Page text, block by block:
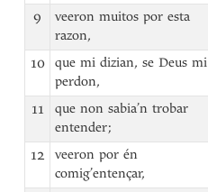
9
veeron muitos por esta
razon,
10
que mi dizian, se Deus mi
perdon,
11
que non sabia’n trobar
entender;
12
veeron por én
comig’entençar,